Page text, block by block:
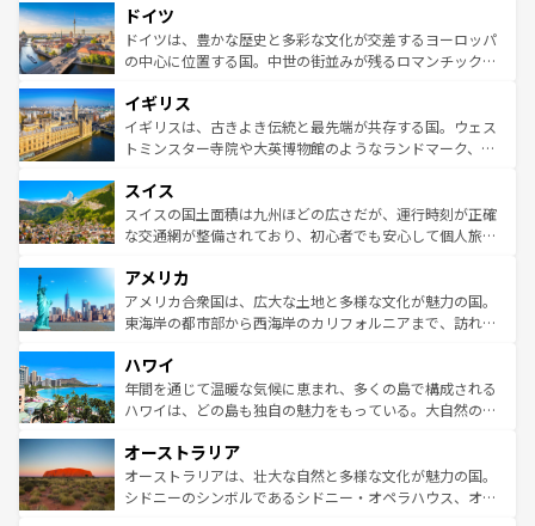
せる。地方によって風土や気候が異なるスペインはその個
性で訪れる人を魅了する。 なお、新着のスペイン情報は コ
ンテンツ一覧を参照してほしい。
で、幅広い魅力が詰まっている。華麗な宮殿、歴史的な大
聖堂、美しいビーチ、そして豊かな自然が、訪れる者を心
から魅了する。また、フランスは美食の国としても知ら
いる。シャンパンの発祥地であるランス、プロヴァンスの
香り高いラベンダー畑など、多彩な楽しみ方が可能だ。さ
らに、パリ以外の地域にも魅力が溢れており、どの街角に
れる地方に足を運ぶとそれぞれで全く異なる文化を体験で
きるだろう。 なお、新着のフランス情報はコンテンツ一覧
を参照してほしい。
ドイツ
ドイツは、豊かな歴史と多彩な文化が交差するヨーロッパ
の中心に位置する国。中世の街並みが残るロマンチック街
顔を持つこの国は、どこを歩いても飽きることがない。ベ
ルリンの文化的活気、バイエルン州のアルプスの絶景、そ
してライン川沿いのワイン畑といった風景は必見。ビール
は、お酒好きな人にはぜひ体験してほしい。 なお、新着の
ドイツ情報はコンテンツ一覧を参照してほしい。
イギリス
イギリスは、古きよき伝統と最先端が共存する国。ウェス
トミンスター寺院や大英博物館のようなランドマーク、歴
リアごとに異なる魅力がある。また、優雅なアフタヌーン
ティー、ビール好きにはたまらない英国パブ、サッカー観
戦など、本場だからこそできる体験も豊富。イギリスを旅
ンツ一覧を参照してほしい。
スイス
スイスの国土面積は九州ほどの広さだが、運行時刻が正確
な交通網が整備されており、初心者でも安心して個人旅行
の建物がそのまま残る町や、スイスならではのユニークな
博物館もあり、アルプス観光だけでなく町歩きも満喫する
ことができる。国民の所得が高いため物価も高いが、旅行
ば市内交通費無料で観光を楽しむこともできる。 なお、新
着のスイス情報はコンテンツ一覧 を参照してほしい。
アメリカ
アメリカ合衆国は、広大な土地と多様な文化が魅力の国。
東海岸の都市部から西海岸のカリフォルニアまで、訪れる
のような巨大都市は、観光、ショッピング、エンターテイ
ンメントが詰まった刺激的なスポットだ。一方、アメリカ
西部には大自然が広がり、グランドキャニオンやイエロー
部のニューオーリンズでは、音楽と美食が融合した独特の
文化が魅力。旅行者はアメリカの各地域で異なる魅力を楽
しみながら、その多様性と豊かな歴史を感じることができ
ハワイ
年間を通じて温暖な気候に恵まれ、多くの島で構成される
ハワイは、どの島も独自の魅力をもっている。大自然の神
ワイ島は見逃せない。また、定番の観光地といえばオアフ
島だが、静かな自然を求めるならマウイ島やカウアイ島が
おすすめ。エメラルドグリーンに輝く海をはじめ、豊かな
オーストラリア
オーストラリアは、壮大な自然と多様な文化が魅力の国。
シドニーのシンボルであるシドニー・オペラハウス、オー